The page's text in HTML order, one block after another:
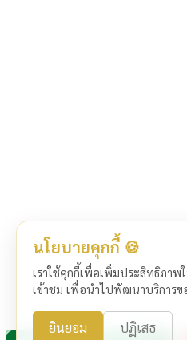
นโยบายคุกกี้ 🍪
เราใช้คุกกี้เพื่อเพิ่มประสิทธิภาพ
เข้าชม เพื่อนำไปพัฒนาบริการข
ยินยอม ปฏิเสธ